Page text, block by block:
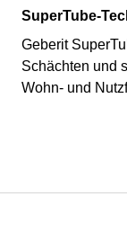
SuperTube-
Geberit
Schächten und
Wohn- und